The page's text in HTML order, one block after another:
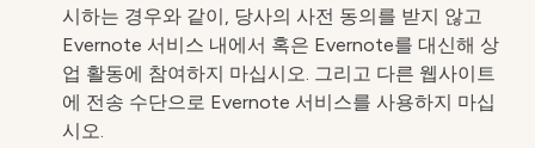
시하는 경우와 같이, 당사의 사전 동의를 받지 않고
Evernote 서비스 내에서 혹은 Evernote를 대신해 상
업 활동에 참여하지 마십시오. 그리고 다른 웹사이트
에 전송 수단으로 Evernote 서비스를 사용하지 마십
시오.